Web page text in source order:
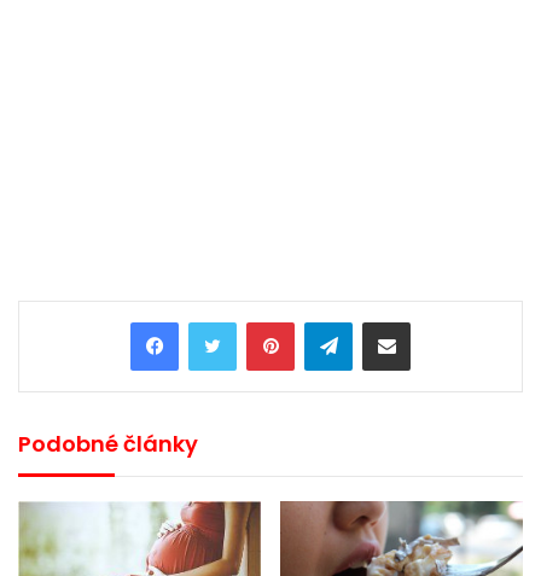
PinterestTelegramShare via Email
Podobné články